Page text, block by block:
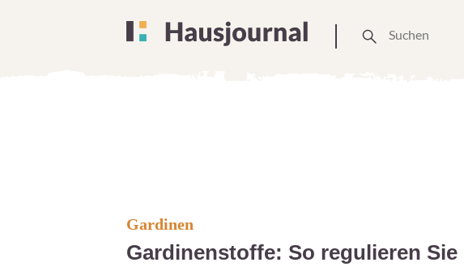
Gardinen
Gardinenstoffe: So regulieren